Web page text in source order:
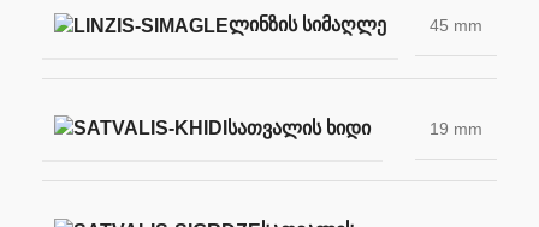
ᲚᲘᲜᲖᲘᲡ ᲡᲘᲛᲐᲦᲚᲔ 45 mm
ᲡᲐᲗᲕᲐᲚᲘᲡ ᲮᲘᲓᲘ 19 mm